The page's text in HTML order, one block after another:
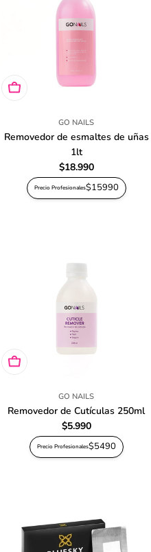
Agregar al carro
GO NAILS
Removedor de esmaltes de uñas
1lt
Precio
habitual
$18.990
Precio Profesionales$15990
Agregar al carro
GO NAILS
Removedor de Cutículas 250ml
Precio
habitual
$5.990
Precio Profesionales$5490